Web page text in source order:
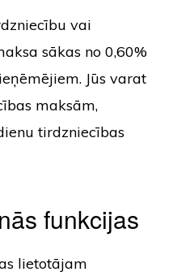
vai
sākas no 0,60%
Jūs varat
maksām,
tirdzniecības
funkcijas
lietotājam